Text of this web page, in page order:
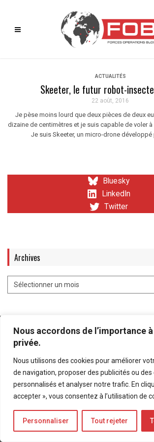
Nous accordons de l’importance
privée.
Nous utilisons des cookies pour améliorer
de navigation, proposer des publicités ou des
personnalisés et analyser notre trafic. En
accepter », vous consentez à l’utilisation de
Personnaliser Tout rejeter
ACTUALITÉS
Skeeter, le futur robot-
22 août, 2016
Je pèse moins lourd que deux pièces de deux
dizaine de centimètres et je suis capable de voler à
Je suis Skeeter, un micro-drone développé
Bluesky
LinkedIn
Twitter
Archives
Mentions légales-Politique de confidentialité
Bluesky
LinkedIn
Twitter
© Forces Operations Blog - 2022